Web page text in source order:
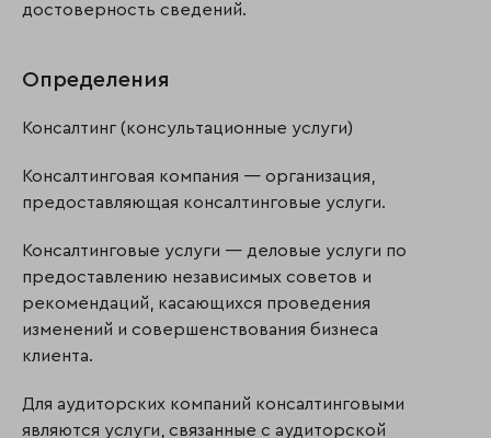
достоверность сведений.
Определения
Консалтинг (консультационные услуги)
Консалтинговая компания — организация,
предоставляющая консалтинговые услуги.
Консалтинговые услуги — деловые услуги по
предоставлению независимых советов и
рекомендаций, касающихся проведения
изменений и совершенствования бизнеса
клиента.
Для аудиторских компаний консалтинговыми
являются услуги, связанные с аудиторской